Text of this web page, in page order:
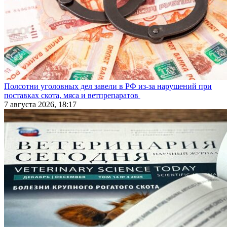
Полсотни уголовных дел завели в РФ из-за нарушений при
поставках скота, мяса и ветпрепаратов
7 августа 2026, 18:17